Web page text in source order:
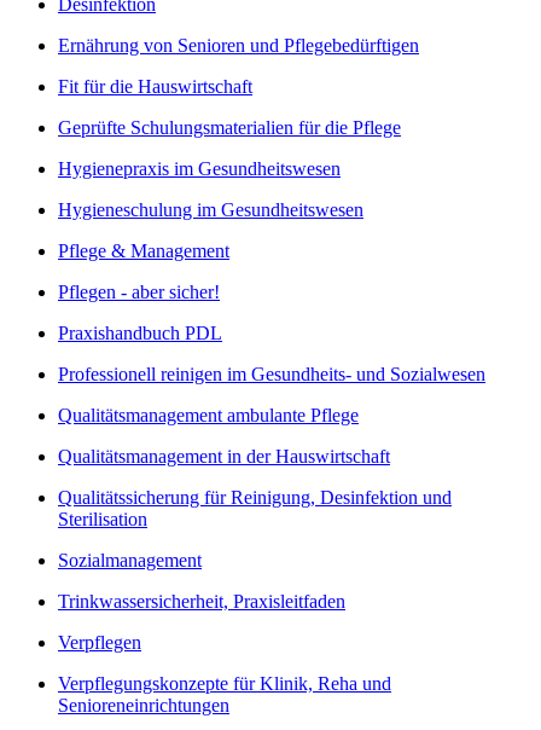
Ernährung von Senioren und Pflegebedürftigen
Fit für die Hauswirtschaft
Geprüfte Schulungsmaterialien für die Pflege
Hygienepraxis im Gesundheitswesen
Hygieneschulung im Gesundheitswesen
Pflege & Management
Pflegen - aber sicher!
Praxishandbuch PDL
Professionell reinigen im Gesundheits- und Sozialwesen
Qualitätsmanagement ambulante Pflege
Qualitätsmanagement in der Hauswirtschaft
Qualitätssicherung für Reinigung, Desinfektion und
Sterilisation
Sozialmanagement
Trinkwassersicherheit, Praxisleitfaden
Verpflegen
Verpflegungskonzepte für Klinik, Reha und
Senioreneinrichtungen